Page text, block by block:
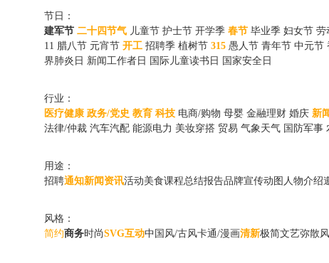
节日：
建军节 二十四节气 儿童节 护士节 开学季 春节 毕业季 妇女节 劳
11 腊八节 元宵节 开工 招聘季 植树节 315 愚人节 青年节 中元节
界肺炎日 新闻工作者日 国际儿童读书日 国家安全日
行业：
医疗健康 政务/党史 教育 科技 电商/购物 母婴 金融理财 婚庆 新
法律/仲裁 汽车汽配 能源电力 美妆穿搭 贸易 气象天气 国防军事
用途：
招聘通知新闻资讯活动美食课程总结报告品牌宣传动图 人物介绍
风格：
简约商务时尚SVG互动中国风/古风卡通/漫画清新极简文艺弥散风